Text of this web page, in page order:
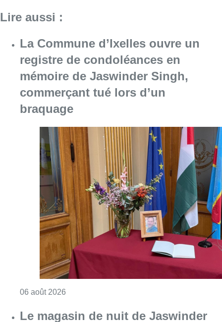
06 août 2026 Consulter l'article "La Commune d’Ixelles
Le magasin de nuit de Jaswinder
Singh, tué lors d’un braquage,
orné de fleurs en sa mémoire